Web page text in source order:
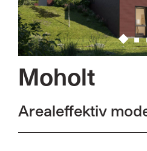
Moholt
Arealeffektiv